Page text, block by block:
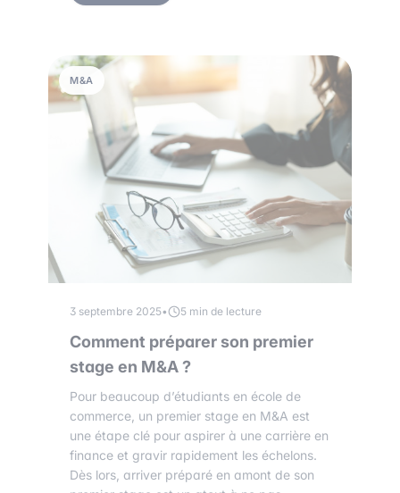
M&A
3 septembre 2025• 5 min de lecture
Comment préparer son premier
stage en M&A ?
Pour beaucoup d’étudiants en école de
commerce, un premier stage en M&A est
une étape clé pour aspirer à une carrière en
finance et gravir rapidement les échelons.
Dès lors, arriver préparé en amont de son